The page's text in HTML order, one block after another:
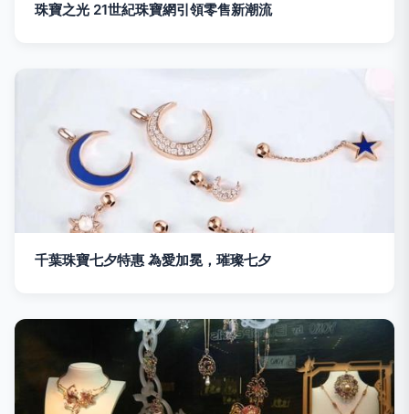
珠寶之光 21世紀珠寶網引領零售新潮流
千葉珠寶七夕特惠 為愛加冕，璀璨七夕